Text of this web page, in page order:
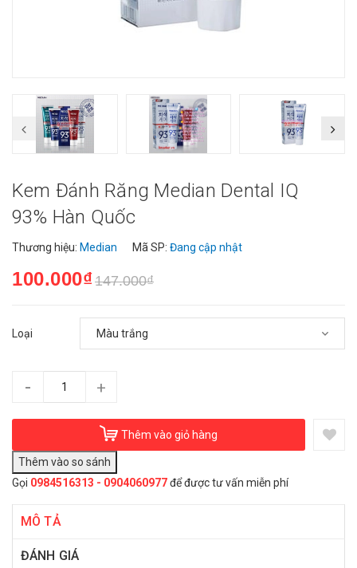
Kem Đánh Răng Median Dental IQ
93% Hàn Quốc
Thương hiệu: Median Mã SP: Đang cập nhật
100.000₫147.000₫
Loại
- +
Thêm vào giỏ hàng
Gọi 0984516313 - 0904060977để được tư vấn miễn phí
MÔ TẢ
ĐÁNH GIÁ